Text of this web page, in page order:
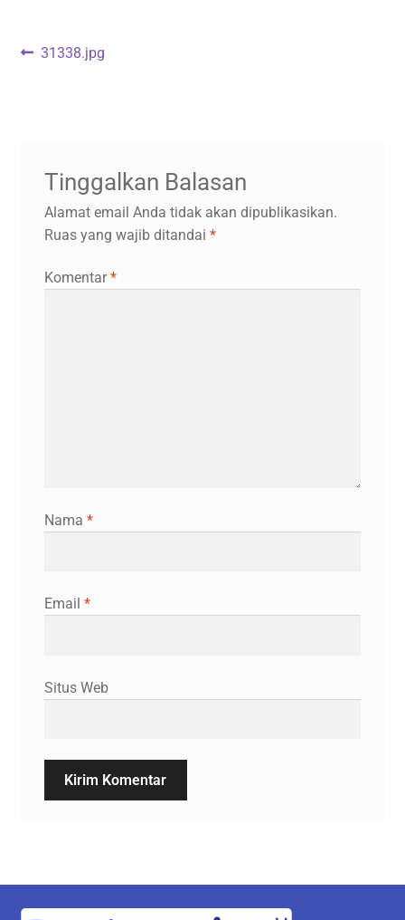
Navigasi
Previous
31338.jpg
Tinggalkan Balasan
Alamat email Anda tidak akan dipublikasikan.
Ruas yang wajib ditandai *
Komentar*
Nama *
Email *
Situs Web